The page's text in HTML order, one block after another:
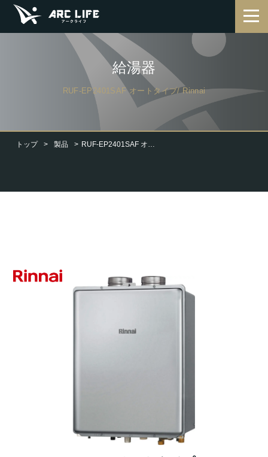
トップ 製品 RUF-EP2401SAF オートタイプ
給湯器
RUF-EP2401SAF オートタイプ/ Rinnai